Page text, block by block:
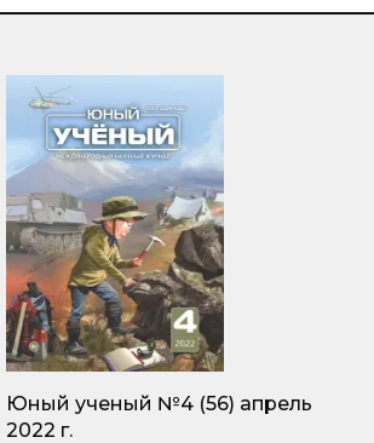
Юный ученый №4 (56) апрель
2022 г.